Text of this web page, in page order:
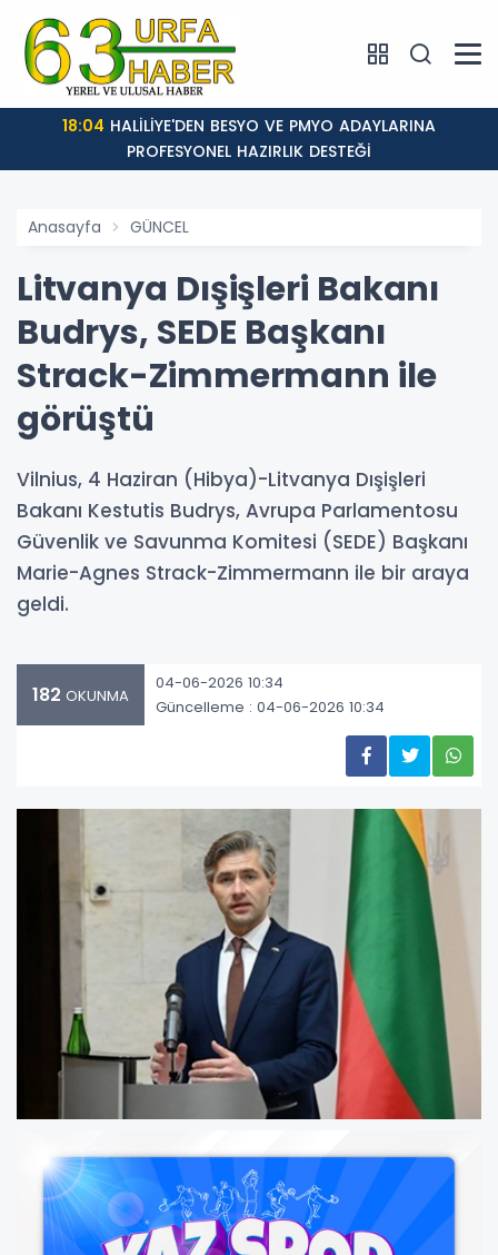
18:04
PROFESYONEL HAZIRLIK DESTEĞİ
Anasayfa GÜNCEL
Litvanya Dışişleri Bakanı
Budrys, SEDE Başkanı
Strack-Zimmermann ile
görüştü
Vilnius, 4 Haziran (Hibya)-Litvanya Dışişleri
Bakanı Kestutis Budrys, Avrupa Parlamentosu
Güvenlik ve Savunma Komitesi (SEDE) Başkanı
Marie-Agnes Strack-Zimmermann ile bir araya
geldi.
182 OKUNMA
04-06-2026 10:34
Güncelleme : 04-06-2026 10:34